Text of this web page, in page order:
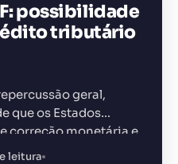
possibilidade
tributário
geral,
que os Estados
correção monetária e
sobre seus
leitura
PARA ESTE
juristas